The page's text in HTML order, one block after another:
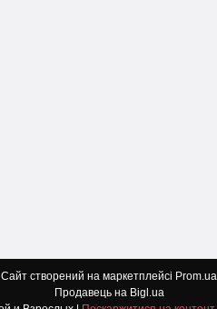
Сайт створений на маркетплейсі Prom.ua
Продавець на Bigl.ua